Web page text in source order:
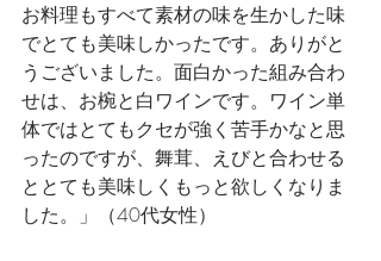
お料理もすべて素材の味を生かした味
でとても美味しかったです。ありがと
うございました。面白かった組み合わ
せは、お椀と白ワインです。ワイン単
体ではとてもクセが強く苦手かなと思
ったのですが、舞茸、えびと合わせる
ととても美味しくもっと欲しくなりま
した。」（40代女性）